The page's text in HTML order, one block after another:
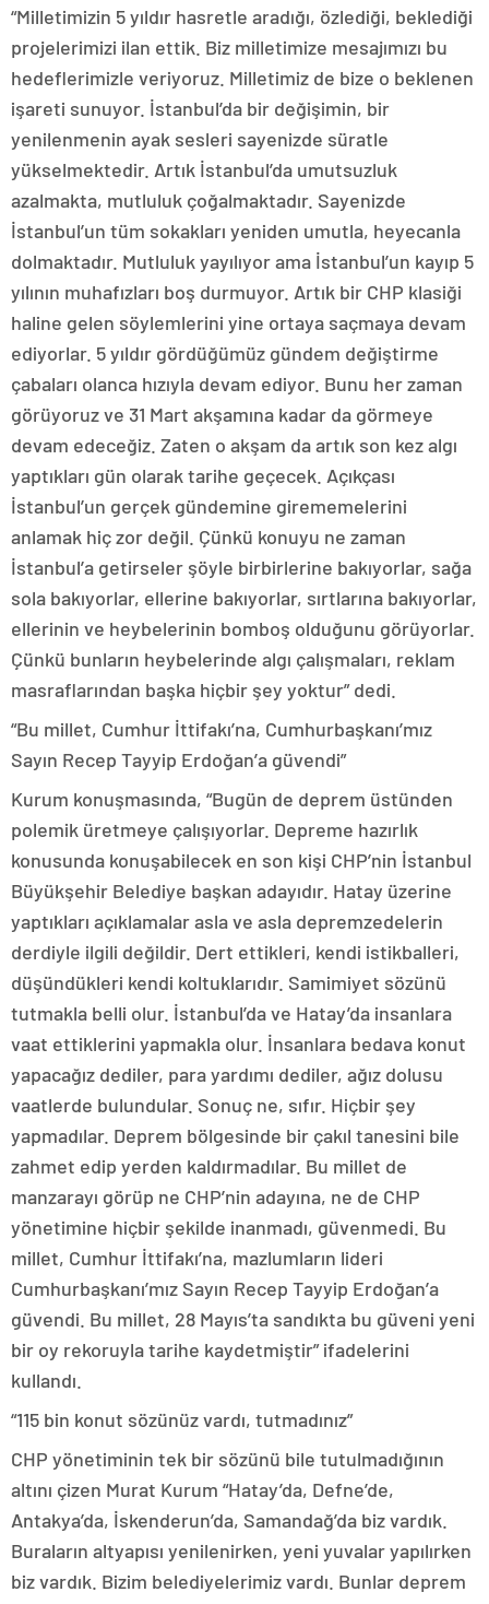
“Milletimizin 5 yıldır hasretle aradığı, özlediği, beklediği
projelerimizi ilan ettik. Biz milletimize mesajımızı bu
hedeflerimizle veriyoruz. Milletimiz de bize o beklenen
işareti sunuyor. İstanbul’da bir değişimin, bir
yenilenmenin ayak sesleri sayenizde süratle
yükselmektedir. Artık İstanbul’da umutsuzluk
azalmakta, mutluluk çoğalmaktadır. Sayenizde
İstanbul’un tüm sokakları yeniden umutla, heyecanla
dolmaktadır. Mutluluk yayılıyor ama İstanbul’un kayıp 5
yılının muhafızları boş durmuyor. Artık bir CHP klasiği
haline gelen söylemlerini yine ortaya saçmaya devam
ediyorlar. 5 yıldır gördüğümüz gündem değiştirme
çabaları olanca hızıyla devam ediyor. Bunu her zaman
görüyoruz ve 31 Mart akşamına kadar da görmeye
devam edeceğiz. Zaten o akşam da artık son kez algı
yaptıkları gün olarak tarihe geçecek. Açıkçası
İstanbul’un gerçek gündemine girememelerini
anlamak hiç zor değil. Çünkü konuyu ne zaman
İstanbul’a getirseler şöyle birbirlerine bakıyorlar, sağa
sola bakıyorlar, ellerine bakıyorlar, sırtlarına bakıyorlar,
ellerinin ve heybelerinin bomboş olduğunu görüyorlar.
Çünkü bunların heybelerinde algı çalışmaları, reklam
masraflarından başka hiçbir şey yoktur” dedi.
“Bu millet, Cumhur İttifakı’na, Cumhurbaşkanı’mız
Sayın Recep Tayyip Erdoğan’a güvendi”
Kurum konuşmasında, “Bugün de deprem üstünden
polemik üretmeye çalışıyorlar. Depreme hazırlık
konusunda konuşabilecek en son kişi CHP’nin İstanbul
Büyükşehir Belediye başkan adayıdır. Hatay üzerine
yaptıkları açıklamalar asla ve asla depremzedelerin
derdiyle ilgili değildir. Dert ettikleri, kendi istikballeri,
düşündükleri kendi koltuklarıdır. Samimiyet sözünü
tutmakla belli olur. İstanbul’da ve Hatay’da insanlara
vaat ettiklerini yapmakla olur. İnsanlara bedava konut
yapacağız dediler, para yardımı dediler, ağız dolusu
vaatlerde bulundular. Sonuç ne, sıfır. Hiçbir şey
yapmadılar. Deprem bölgesinde bir çakıl tanesini bile
zahmet edip yerden kaldırmadılar. Bu millet de
manzarayı görüp ne CHP’nin adayına, ne de CHP
yönetimine hiçbir şekilde inanmadı, güvenmedi. Bu
millet, Cumhur İttifakı’na, mazlumların lideri
Cumhurbaşkanı’mız Sayın Recep Tayyip Erdoğan’a
güvendi. Bu millet, 28 Mayıs’ta sandıkta bu güveni yeni
bir oy rekoruyla tarihe kaydetmiştir” ifadelerini
kullandı.
“115 bin konut sözünüz vardı, tutmadınız”
CHP yönetiminin tek bir sözünü bile tutulmadığının
altını çizen Murat Kurum “Hatay’da, Defne’de,
Antakya’da, İskenderun’da, Samandağ’da biz vardık.
Buraların altyapısı yenilenirken, yeni yuvalar yapılırken
biz vardık. Bizim belediyelerimiz vardı. Bunlar deprem